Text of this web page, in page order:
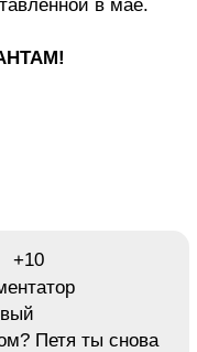
в мае.
+10
Петя ты снова